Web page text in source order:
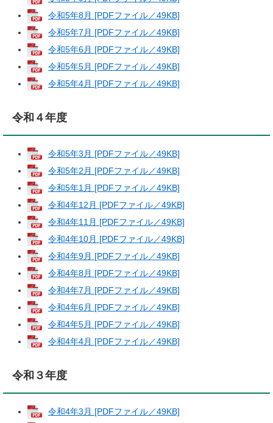
令和5年8月 [PDFファイル／49KB]
令和5年7月 [PDFファイル／49KB]
令和5年6月 [PDFファイル／49KB]
令和5年5月 [PDFファイル／49KB]
令和5年4月 [PDFファイル／49KB]
令和４年度
令和5年3月 [PDFファイル／49KB]
令和5年2月 [PDFファイル／49KB]
令和5年1月 [PDFファイル／49KB]
令和4年12月 [PDFファイル／49KB]
令和4年11月 [PDFファイル／49KB]
令和4年10月 [PDFファイル／49KB]
令和4年9月 [PDFファイル／49KB]
令和4年8月 [PDFファイル／49KB]
令和4年7月 [PDFファイル／49KB]
令和4年6月 [PDFファイル／49KB]
令和4年5月 [PDFファイル／49KB]
令和4年4月 [PDFファイル／49KB]
令和３年度
令和4年3月 [PDFファイル／49KB]